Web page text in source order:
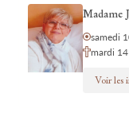
Madame
samedi
mardi
Voir les